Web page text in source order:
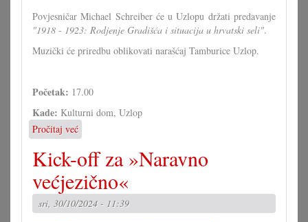
Povjesničar Michael Schreiber će u Uzlopu držati predavanje
"1918 - 1923: Rodjenje Gradišća i situacija u hrvatski seli".
Muzički će priredbu oblikovati narašćaj Tamburice Uzlop.
Početak: 17.00
Kade: Kulturni dom, Uzlop
Pročitaj već
Predavanje
Michaela
Schreibera
u
Uzlopu
Kick-off za »Naravno
većjezično«
sri, 30/10/2024 - 11:39